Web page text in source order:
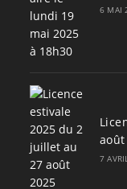
6 MAI
août
7